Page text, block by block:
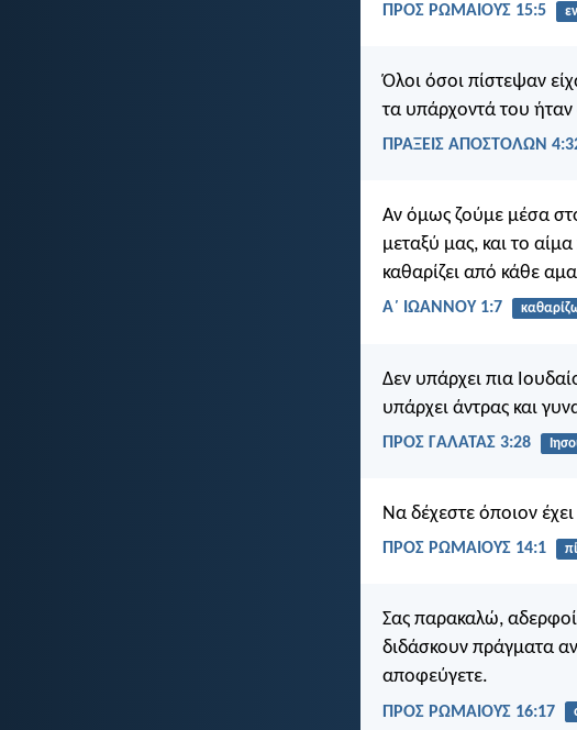
ΠΡΟΣ ΡΩΜΑΙΟΥΣ 15:5
Όλοι όσοι πίστεψαν
τα υπάρχοντά του ήταν
ΠΡΑΞΕΙΣ ΑΠΟΣΤΟΛΩΝ
Αν όμως ζούμε μέσα
μεταξύ μας, και το
καθαρίζει από κάθε
Α΄ ΙΩΑΝΝΟΥ 1:7
Δεν υπάρχει πια
υπάρχει άντρας και
ΠΡΟΣ ΓΑΛΑΤΑΣ 3:28
Να δέχεστε όποιον
ΠΡΟΣ ΡΩΜΑΙΟΥΣ 14:1
Σας παρακαλώ,
διδάσκουν πράγματα
αποφεύγετε.
ΠΡΟΣ ΡΩΜΑΙΟΥΣ 16:17